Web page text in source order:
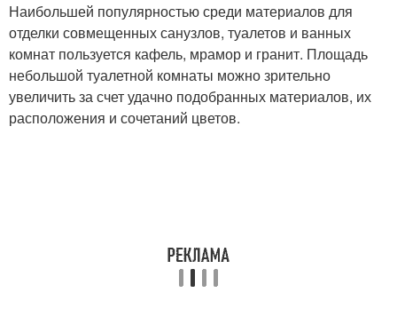
Наибольшей популярностью среди материалов для
отделки совмещенных санузлов, туалетов и ванных
комнат пользуется кафель, мрамор и гранит. Площадь
небольшой туалетной комнаты можно зрительно
увеличить за счет удачно подобранных материалов, их
расположения и сочетаний цветов.